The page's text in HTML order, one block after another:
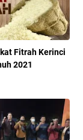
Fitrah Kerinci
2021